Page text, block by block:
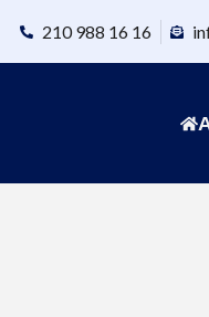
210 988 16 16